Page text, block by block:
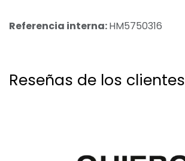
Referencia interna:HM5750316
Reseñas de los clientes